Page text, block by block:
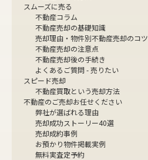
スムーズに売る
不動産コラム
不動産売却の基礎知識
売却理由・物件別不動産売却のコツ
不動産売却の注意点
不動産売却後の手続き
よくあるご質問 - 売りたい
スピード売却
不動産買取という売却方法
不動産のご売却お任せください
弊社が選ばれる理由
売却成功ストーリー40選
売却成約事例
お預かり物件掲載実例
無料実査定予約